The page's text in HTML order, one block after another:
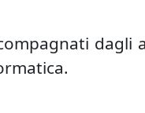
dagli